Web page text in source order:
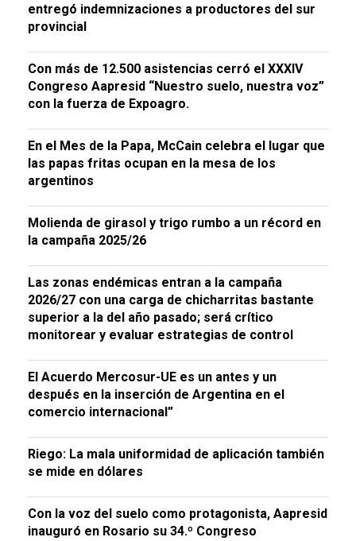
entregó indemnizaciones a productores del sur
provincial
Con más de 12.500 asistencias cerró el XXXIV
Congreso Aapresid “Nuestro suelo, nuestra voz”
con la fuerza de Expoagro.
En el Mes de la Papa, McCain celebra el lugar que
las papas fritas ocupan en la mesa de los
argentinos
Molienda de girasol y trigo rumbo a un récord en
la campaña 2025/26
Las zonas endémicas entran a la campaña
2026/27 con una carga de chicharritas bastante
superior a la del año pasado; será crítico
monitorear y evaluar estrategias de control
El Acuerdo Mercosur-UE es un antes y un
después en la inserción de Argentina en el
comercio internacional”
Riego: La mala uniformidad de aplicación también
se mide en dólares
Con la voz del suelo como protagonista, Aapresid
inauguró en Rosario su 34.º Congreso